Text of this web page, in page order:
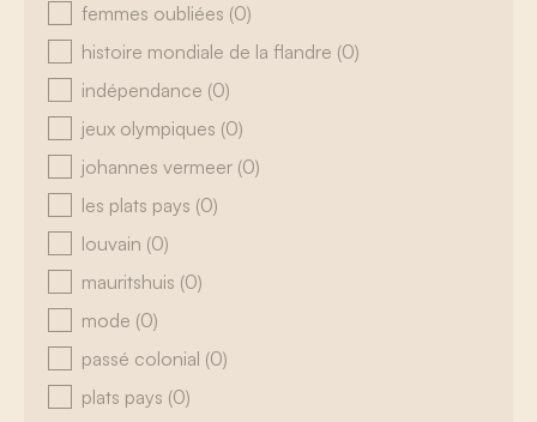
femmes oubliées (0)
histoire mondiale de la flandre (0)
indépendance (0)
jeux olympiques (0)
johannes vermeer (0)
les plats pays (0)
louvain (0)
mauritshuis (0)
mode (0)
passé colonial (0)
plats pays (0)